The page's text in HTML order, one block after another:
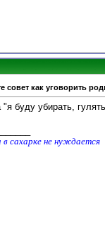
совет как уговорить
"я буду убирать,
в сахарке не нуждается